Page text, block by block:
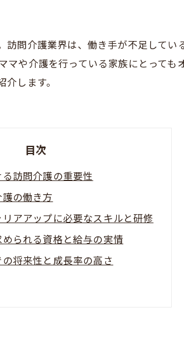
問介護業界は、働き手が不足してい
や介護を行っている家族にとっても
します。
目次
訪問介護の重要性
の働き方
アアップに必要なスキルと研修
られる資格と給与の実情
将来性と成長率の高さ